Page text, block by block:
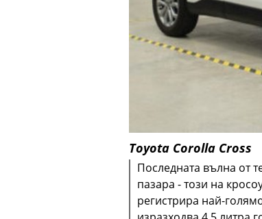
Toyota Corolla Cross
Последната вълна от
пазара - този на
регистрира най-